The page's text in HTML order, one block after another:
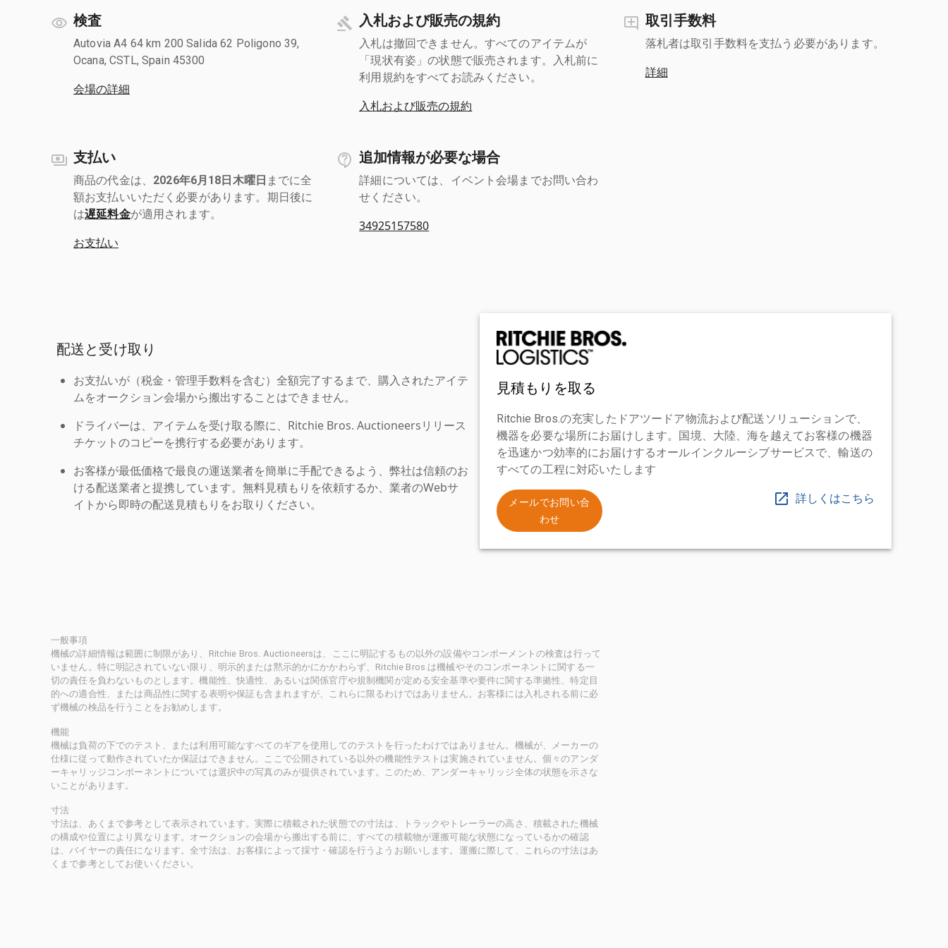
検査
Autovia A4 64 km 200 Salida 62 Poligono 39,
Ocana, CSTL, Spain 45300
会場の詳細
入札および販売の規約
入札は撤回できません。すべてのアイテムが
「現状有姿」の状態で販売されます。入札前に
利用規約をすべてお読みください。
入札および販売の規約
取引手数料
落札者は取引手数料を支払う必要があります。
詳細
支払い
商品の代金は、 2026年6月18日木曜日 までに全
額お支払いいただく必要があります。期日後に
は遅延料金が適用されます。
お支払い
追加情報が必要な場合
詳細については、イベント会場までお問い合わ
せください。
34925157580
配送と受け取り
お支払いが（税金・管理手数料を含む）全額完了するまで、購入されたアイテ
ムをオークション会場から搬出することはできません。
ドライバーは、アイテムを受け取る際に、Ritchie Bros. Auctioneersリリース
チケットのコピーを携行する必要があります。
お客様が最低価格で最良の運送業者を簡単に手配できるよう、弊社は信頼のお
ける配送業者と提携しています。無料見積もりを依頼するか、業者のWebサ
イトから即時の配送見積もりをお取りください。
見積もりを取る
Ritchie Bros.の充実したドアツードア物流および配送ソリューションで、
機器を必要な場所にお届けします。国境、大陸、海を越えてお客様の機器
を迅速かつ効率的にお届けするオールインクルーシブサービスで、輸送の
すべての工程に対応いたします
メールでお問い合
わせ
詳しくはこちら
一般事項
機械の詳細情報は範囲に制限があり、Ritchie Bros. Auctioneersは、ここに明記するもの以外の設備やコンポーメントの検査は行って
いません。特に明記されていない限り、明示的または黙示的かにかかわらず、Ritchie Bros.は機械やそのコンポーネントに関する一
切の責任を負わないものとします。機能性、快適性、あるいは関係官庁や規制機関が定める安全基準や要件に関する準拠性、特定目
的への適合性、または商品性に関する表明や保証も含まれますが、これらに限るわけではありません。お客様には入札される前に必
ず機械の検品を行うことをお勧めします。
機能
機械は負荷の下でのテスト、または利用可能なすべてのギアを使用してのテストを行ったわけではありません。機械が、メーカーの
仕様に従って動作されていたか保証はできません。ここで公開されている以外の機能性テストは実施されていません。個々のアンダ
ーキャリッジコンポーネントについては選択中の写真のみが提供されています。このため、アンダーキャリッジ全体の状態を示さな
いことがあります。
寸法
寸法は、あくまで参考として表示されています。実際に積載された状態での寸法は、トラックやトレーラーの高さ、積載された機械
の構成や位置により異なります。オークションの会場から搬出する前に、すべての積載物が運搬可能な状態になっているかの確認
は、バイヤーの責任になります。全寸法は、お客様によって採寸・確認を行うようお願いします。運搬に際して、これらの寸法はあ
くまで参考としてお使いください。